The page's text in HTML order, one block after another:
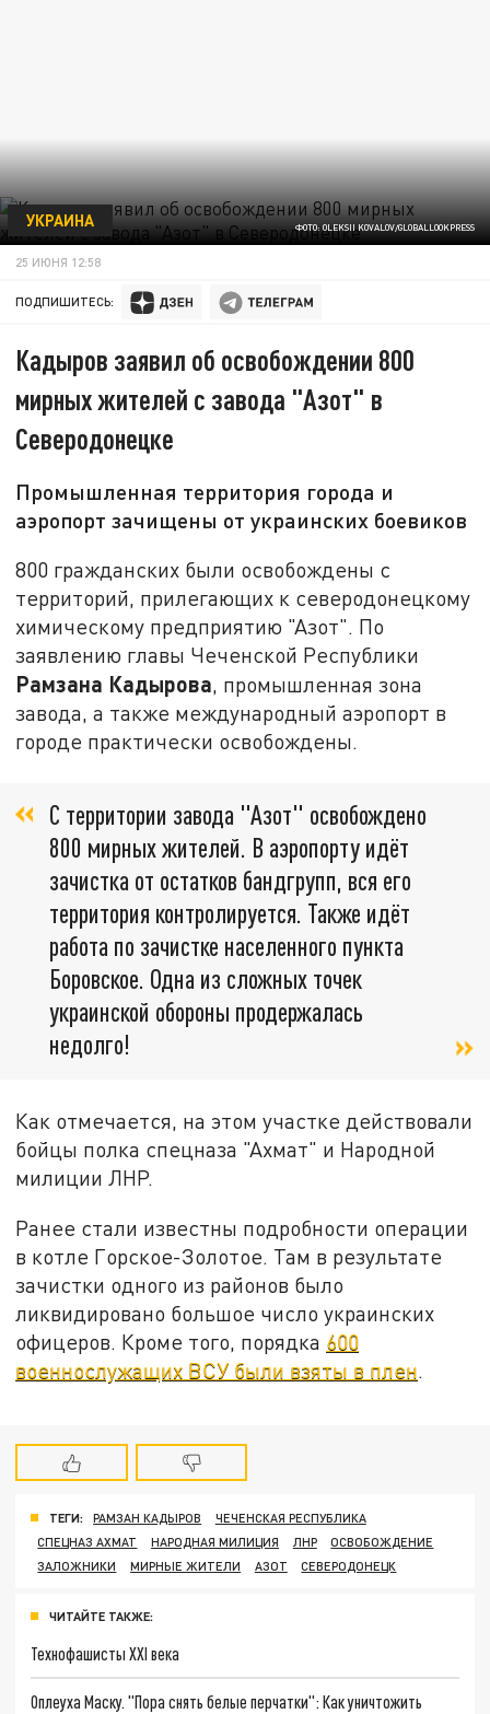
ФОТО: OLEKSII KOVALOV/GLOBALLOOKPRESS
УКРАИНА
25 ИЮНЯ 12:58
ПОДПИШИТЕСЬ:
Кадыров заявил об освобождении 800
мирных жителей с завода "Азот" в
Северодонецке
Промышленная территория города и
аэропорт зачищены от украинских боевиков
800 гражданских были освобождены с
территорий, прилегающих к северодонецкому
химическому предприятию "Азот". По
заявлению главы Чеченской Республики
Рамзана Кадырова, промышленная зона
завода, а также международный аэропорт в
городе практически освобождены.
С территории завода "Азот" освобождено
800 мирных жителей. В аэропорту идёт
зачистка от остатков бандгрупп, вся его
территория контролируется. Также идёт
работа по зачистке населенного пункта
Боровское. Одна из сложных точек
украинской обороны продержалась
недолго!
Как отмечается, на этом участке действовали
бойцы полка спецназа "Ахмат" и Народной
милиции ЛНР.
Ранее стали известны подробности операции
в котле Горское-Золотое. Там в результате
зачистки одного из районов было
ликвидировано большое число украинских
офицеров. Кроме того, порядка 600
военнослужащих ВСУ были взяты в плен.
ТЕГИ: РАМЗАН КАДЫРОВ
ЧЕЧЕНСКАЯ РЕСПУБЛИКА
СПЕЦНАЗ АХМАТ
НАРОДНАЯ МИЛИЦИЯ ЛНР
ОСВОБОЖДЕНИЕ
ЗАЛОЖНИКИ
МИРНЫЕ ЖИТЕЛИ АЗОТ СЕВЕРОДОНЕЦК
ЧИТАЙТЕ ТАКЖЕ:
Технофашисты XXI века
Оплеуха Маску. "Пора снять белые перчатки": Как уничтожить